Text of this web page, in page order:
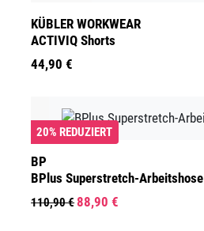
KÜBLER WORKWEAR
ACTIVIQ Shorts
44,90 €
20% REDUZIERT
BP
BPlus Superstretch-Arbeitshose
110,90 €88,90 €